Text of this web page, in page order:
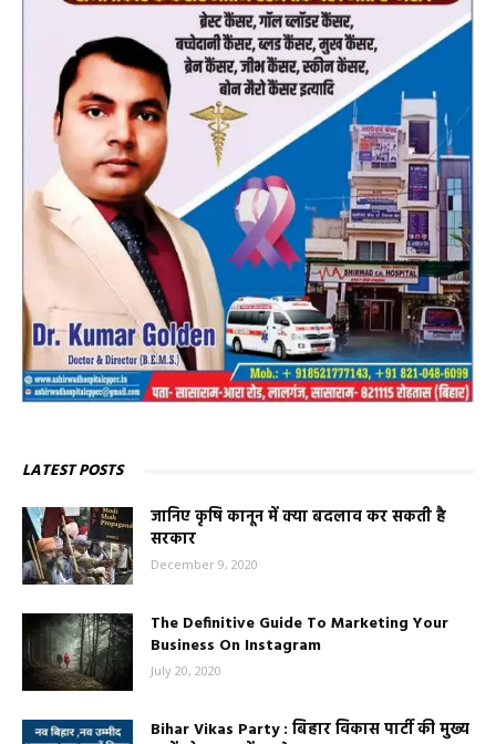
LATEST POSTS
जानिए कृषि कानून में क्या बदलाव कर सकती है
सरकार
December 9, 2020
The Definitive Guide To Marketing Your
Business On Instagram
July 20, 2020
Bihar Vikas Party : बिहार विकास पार्टी की मुख्य